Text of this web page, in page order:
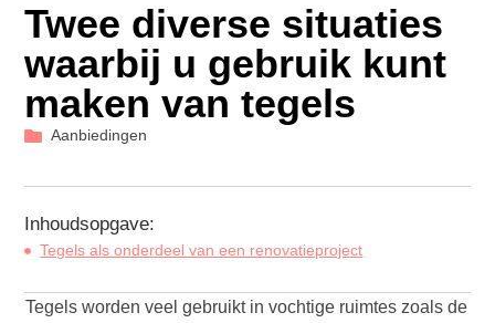
Twee diverse situaties
waarbij u gebruik kunt
maken van tegels
Aanbiedingen
Inhoudsopgave:
Tegels als onderdeel van een renovatieproject
Tegels worden veel gebruikt in vochtige ruimtes zoals de